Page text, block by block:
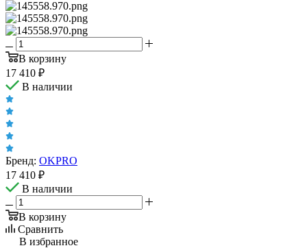
В корзину
17 410 ₽
В наличии
Бренд: OKPRO
17 410 ₽
В наличии
В корзину
Сравнить
В избранное